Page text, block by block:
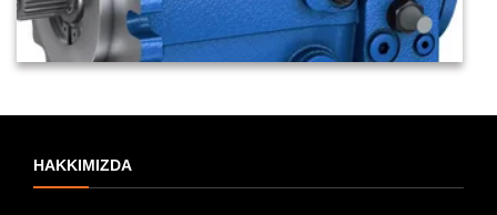
HAKKIMIZDA